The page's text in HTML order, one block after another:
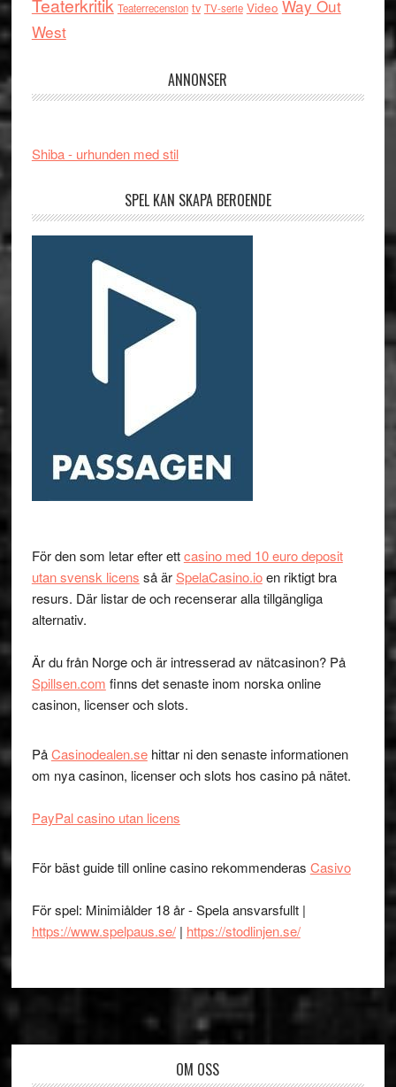
Teaterkritik Teaterrecension tv TV-serie Video Way Out
West
ANNONSER
Shiba - urhunden med stil
SPEL KAN SKAPA BEROENDE
För den som letar efter ettcasino med 10 euro deposit
utan svensk licens så ärSpelaCasino.ioen riktigt bra
resurs. Där listar de och recenserar alla tillgängliga
alternativ.
Är du från Norge och är intresserad av nätcasinon? På
Spillsen.com finns det senaste inom norska online
casinon, licenser och slots.
PåCasinodealen.sehittar ni den senaste informationen
om nya casinon, licenser och slots hos casino på nätet.
PayPal casino utan licens
För bäst guide till online casino rekommenderas Casivo
För spel: Minimiålder 18 år - Spela ansvarsfullt |
https://www.spelpaus.se/| https://stodlinjen.se/
OM OSS